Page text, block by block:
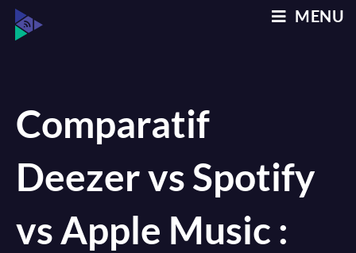
Skip
MENU
Comparatif
Deezer vs Spotify
vs Apple Music :